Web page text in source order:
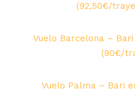
(92,50€/
Vuelo Barcelona –
(90€/
Vuelo Palma – Bari